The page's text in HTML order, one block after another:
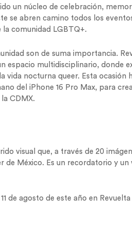
un núcleo de celebración,
se abren camino todos los
la comunidad LGBTQ+.
son de suma importancia.
espacio multidisciplinario, donde
vida nocturna queer. Esta
del iPhone 16 Pro Max, para
CDMX.
visual que, a través de 20
de México. Es un recordatorio y
de agosto de este año en Revuelta